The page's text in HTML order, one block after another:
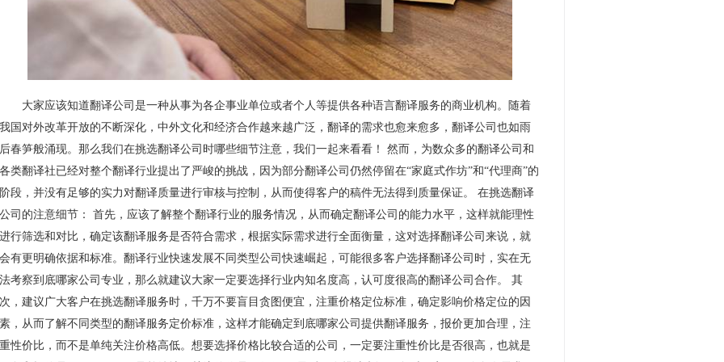
大家应该知道翻译公司是一种从事为各企事业单位或者个人等提供各种语言翻译服务的商业机构。随着
我国对外改革开放的不断深化，中外文化和经济合作越来越广泛，翻译的需求也愈来愈多，翻译公司也如雨
后春笋般涌现。那么我们在挑选翻译公司时哪些细节注意，我们一起来看看！ 然而，为数众多的翻译公司和
各类翻译社已经对整个翻译行业提出了严峻的挑战，因为部分翻译公司仍然停留在“家庭式作坊”和“代理商”的
阶段，并没有足够的实力对翻译质量进行审核与控制，从而使得客户的稿件无法得到质量保证。 在挑选翻译
公司的注意细节： 首先，应该了解整个翻译行业的服务情况，从而确定翻译公司的能力水平，这样就能理性
进行筛选和对比，确定该翻译服务是否符合需求，根据实际需求进行全面衡量，这对选择翻译公司来说，就
会有更明确依据和标准。翻译行业快速发展不同类型公司快速崛起，可能很多客户选择翻译公司时，实在无
法考察到底哪家公司专业，那么就建议大家一定要选择行业内知名度高，认可度很高的翻译公司合作。 其
次，建议广大客户在挑选翻译服务时，千万不要盲目贪图便宜，注重价格定位标准，确定影响价格定位的因
素，从而了解不同类型的翻译服务定价标准，这样才能确定到底哪家公司提供翻译服务，报价更加合理，注
重性价比，而不是单纯关注价格高低。想要选择价格比较合适的公司，一定要注重性价比是否很高，也就是